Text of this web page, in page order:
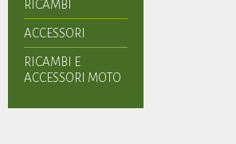
RICAMBI
ACCESSORI
RICAMBI E
ACCESSORI MOTO